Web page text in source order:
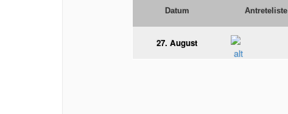
Datum Antreteliste
27. August